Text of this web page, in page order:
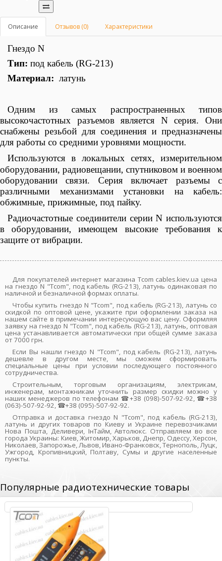
Описание Отзывов (0) Характеристики
Гнездо N
Тип: под кабель (RG-213)
Материал: латунь
Одним из самых распространенных типов
высокочастотных разъемов является N серия. Они
снабжены резьбой для соединения и предназначены
для работы со средними уровнями мощности.
Используются в локальных сетях, измерительном
оборудовании, радиовещании, спутниковом и военном
оборудовании связи. Серия включает разъемы с
различными механизмами установки на кабель:
обжимные, прижимные, под пайку.
Радиочастотные соединители серии N используются
в оборудовании, имеющем высокие требования к
защите от вибрации.
Для покупателей интернет магазина Tcom cables.kiev.ua цена
на гнездо N "Tcom", под кабель (RG-213), латунь одинаковая по
наличной и безналичной формах оплаты.
Чтобы купить гнездо N "Tcom", под кабель (RG-213), латунь со
скидкой по оптовой цене, укажите при оформлении заказа на
нашем сайте в примечании интересующую вас цену. Оформляя
заявку на гнездо N "Tcom", под кабель (RG-213), латунь, оптовая
цена устанавливается автоматически при общей сумме заказа
от 7000 грн.
Если Вы нашли гнездо N "Tcom", под кабель (RG-213), латунь
дешевле в другом месте, мы сможем сформировать
специальные цены при условии последующего постоянного
сотрудничества.
Строительным, торговым организациям, электрикам,
инженерам, монтажникам уточнить размер скидки можно у
наших менеджеров по телефонам ☎+38 (098)-507-92-92, ☎+38
(063)-507-92-92, ☎+38 (095)-507-92-92.
Отправка и доставка гнездо N "Tcom", под кабель (RG-213),
латунь и других товаров по Киеву и Украине перевозчиками
Нова Пошта, Деливери, ІнТайм, Автолюкс. Отправляем во все
города Украины: Киев, Житомир, Харьков, Днепр, Одессу, Херсон,
Николаев, Запорожье, Львов, Ивано-Франковск, Тернополь, Луцк,
Ужгород, Кропивницкий, Полтаву, Сумы и другие населенные
пункты.
Популярные радиотехнические товары